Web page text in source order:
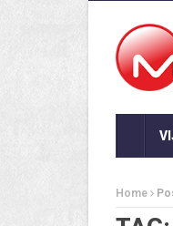
Home